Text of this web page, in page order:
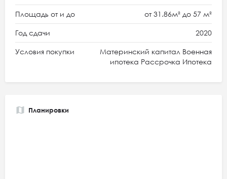
Площадь от и до от 31.86м² до 57 м²
Год сдачи 2020
Условия покупки
Материнский капитал Военная
ипотека Рассрочка Ипотека
Планировки